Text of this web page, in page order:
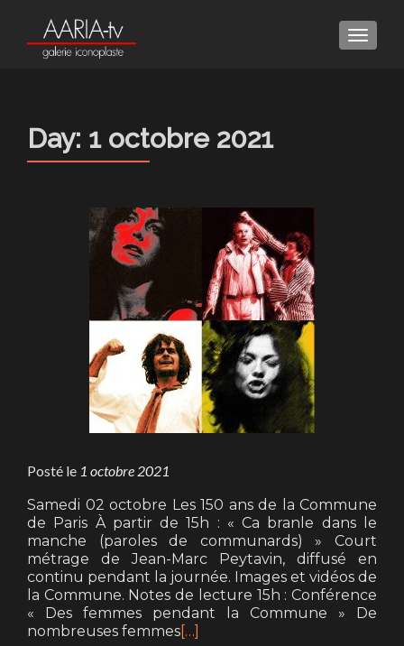
MENU
Day: 1 octobre 2021
Posté le 1 octobre 2021
Samedi 02 octobre Les 150 ans de la Commune
de Paris À partir de 15h : « Ca branle dans le
manche (paroles de communards) » Court
métrage de Jean-Marc Peytavin, diffusé en
continu pendant la journée. Images et vidéos de
la Commune. Notes de lecture 15h : Conférence
« Des femmes pendant la Commune » De
nombreuses femmes[…]